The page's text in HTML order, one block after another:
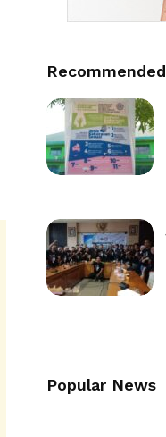
Recommended
Popular News